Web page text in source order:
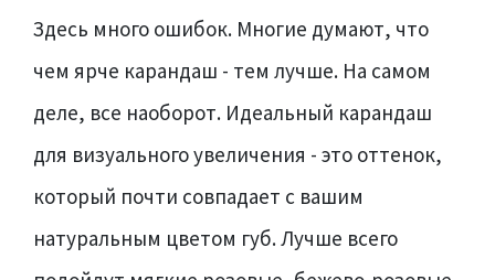
Здесь много ошибок. Многие думают, что
чем ярче карандаш - тем лучше. На самом
деле, все наоборот. Идеальный карандаш
для визуального увеличения - это оттенок,
который почти совпадает с вашим
натуральным цветом губ. Лучше всего